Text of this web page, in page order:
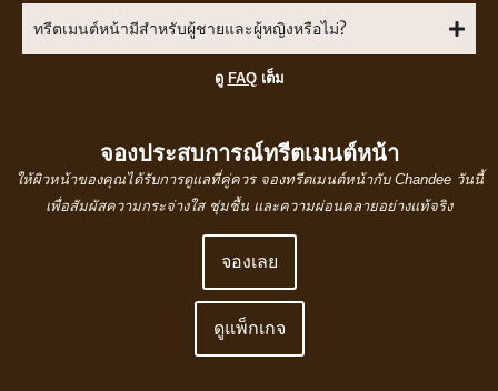
ทรีตเมนต์หน้ามีสำหรับผู้ชายและผู้หญิงหรือไม่?
ดู FAQเต็ม
จองประสบการณ์ทรีตเมนต์หน้า
ให้ผิวหน้าของคุณได้รับการดูแลที่คู่ควร จองทรีตเมนต์หน้ากับ Chandee วันนี้
เพื่อสัมผัสความกระจ่างใส ชุ่มชื้น และความผ่อนคลายอย่างแท้จริง
จองเลย
ดูแพ็กเกจ